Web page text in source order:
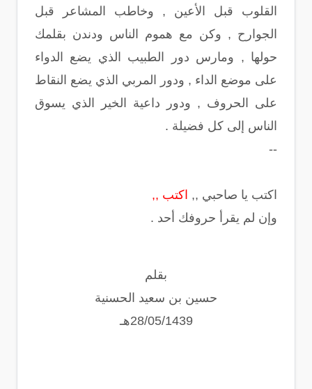
القلوب قبل الأعين , وخاطب المشاعر قبل
الجوارح , وكن مع هموم الناس ودندن بقلمك
حولها , ومارس دور الطبيب الذي يضع الدواء
على موضع الداء , ودور المربي الذي يضع النقاط
على الحروف , ودور داعية الخير الذي يسوق
الناس إلى كل فضيلة .
--
اكتب يا صاحبي ,, اكتب ,,
وإن لم يقرأ حروفك أحد .
بقلم
حسين بن سعيد الحسنية
28/05/1439هـ